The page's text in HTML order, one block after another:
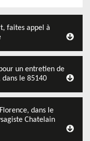
faites appel à
un entretien de
le 85140
dans le
Chatelain